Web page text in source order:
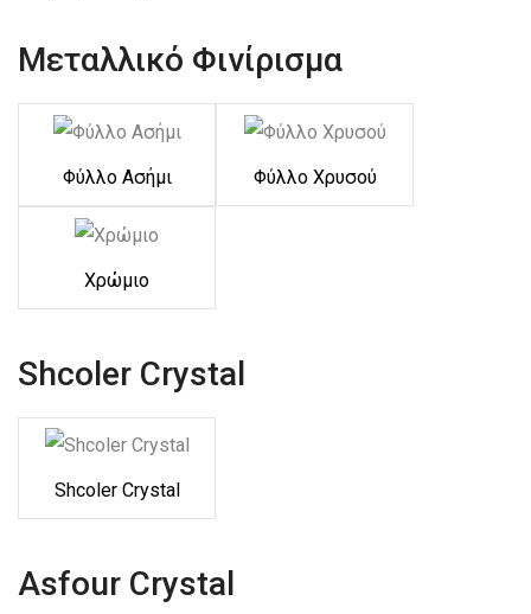
Μεταλλικό Φινίρισμα
Φύλλο Ασήμι Φύλλο Χρυσού
Χρώμιο
Shcoler Crystal
Shcoler Crystal
Asfour Crystal